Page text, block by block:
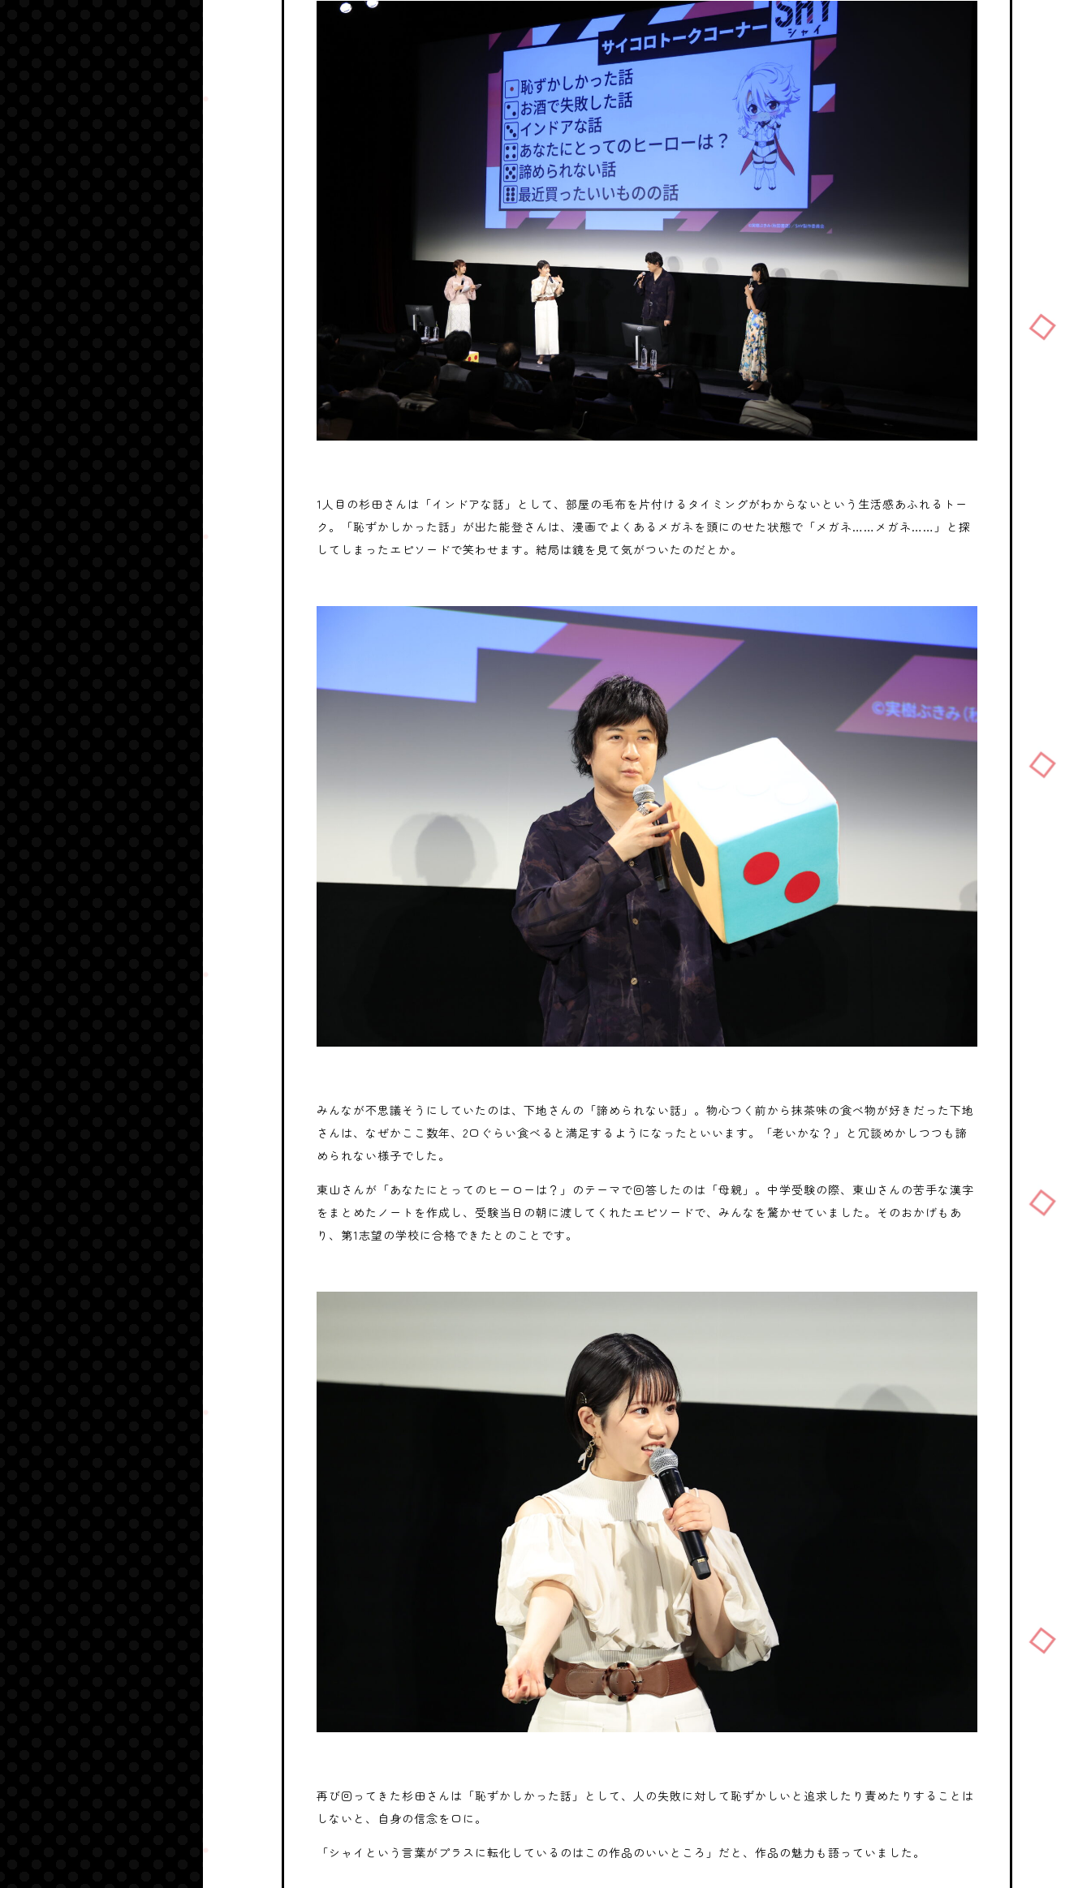
1人目の杉田さんは「インドアな話」として、部屋の毛布を片付けるタイミングがわからないという生活感あふれるトー
ク。「恥ずかしかった話」が出た能登さんは、漫画でよくあるメガネを頭にのせた状態で「メガネ……メガネ……」と探
してしまったエピソードで笑わせます。結局は鏡を見て気がついたのだとか。
みんなが不思議そうにしていたのは、下地さんの「諦められない話」。物心つく前から抹茶味の食べ物が好きだった下地
さんは、なぜかここ数年、2口ぐらい食べると満足するようになったといいます。「老いかな？」と冗談めかしつつも諦
められない様子でした。
東山さんが「あなたにとってのヒーローは？」のテーマで回答したのは「母親」。中学受験の際、東山さんの苦手な漢字
をまとめたノートを作成し、受験当日の朝に渡してくれたエピソードで、みんなを驚かせていました。そのおかげもあ
り、第1志望の学校に合格できたとのことです。
再び回ってきた杉田さんは「恥ずかしかった話」として、人の失敗に対して恥ずかしいと追求したり責めたりすることは
しないと、自身の信念を口に。
「シャイという言葉がプラスに転化しているのはこの作品のいいところ」だと、作品の魅力も語っていました。